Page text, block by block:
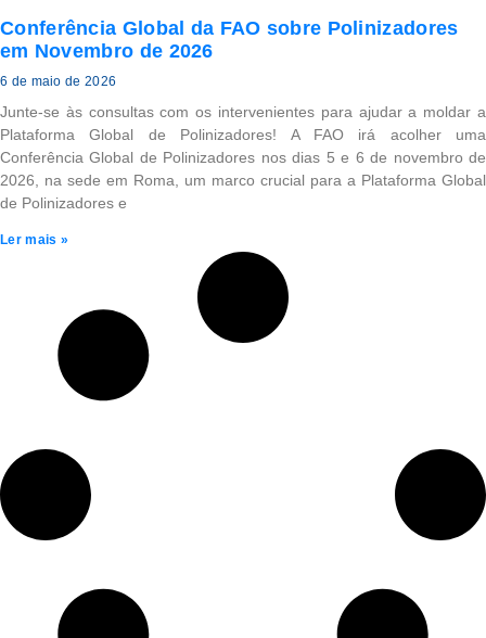
Conferência Global da FAO sobre Polinizadores
em Novembro de 2026
6 de maio de 2026
Junte-se às consultas com os intervenientes para ajudar a moldar a
Plataforma Global de Polinizadores! A FAO irá acolher uma
Conferência Global de Polinizadores nos dias 5 e 6 de novembro de
2026, na sede em Roma, um marco crucial para a Plataforma Global
de Polinizadores e
Ler mais »